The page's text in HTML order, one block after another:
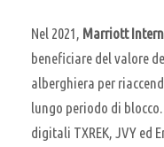
Nel 2021, Marriott
beneficiare del valore
alberghiera per
lungo periodo di
digitali TXREK, JVY ed